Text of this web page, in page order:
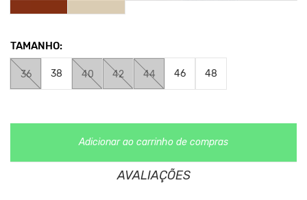
Medidas:
36 - Cintura 36cm / Comprimento 103cm
38 - Cintura 38cm / Comprimento 104cm
40 - Cintura 40cm / Comprimento 105cm
48 - Cintura 48cm / Comprimento 109cm
*As medidas podem sofrer variação de até 2 cm.
TAMANHO:
36 38 40 42 44 46 48
Adicionar ao carrinho de compras
AVALIAÇÕES